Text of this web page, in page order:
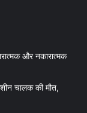
और नकारात्मक
चालक की मौत,